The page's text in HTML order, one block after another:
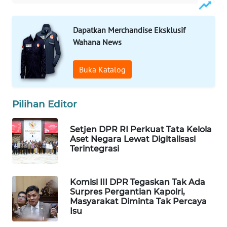
Dapatkan Merchandise Eksklusif
Wahana News
Buka Katalog
Pilihan Editor
Setjen DPR RI Perkuat Tata Kelola
Aset Negara Lewat Digitalisasi
Terintegrasi
Komisi III DPR Tegaskan Tak Ada
Surpres Pergantian Kapolri,
Masyarakat Diminta Tak Percaya
Isu
WAHANA
LISTRIK
WAHANA
TRAVEL
WAHANA
TV
WAHANANEWS
ID
WAHANANEWS
CO ID
WAHANANEWS
NET